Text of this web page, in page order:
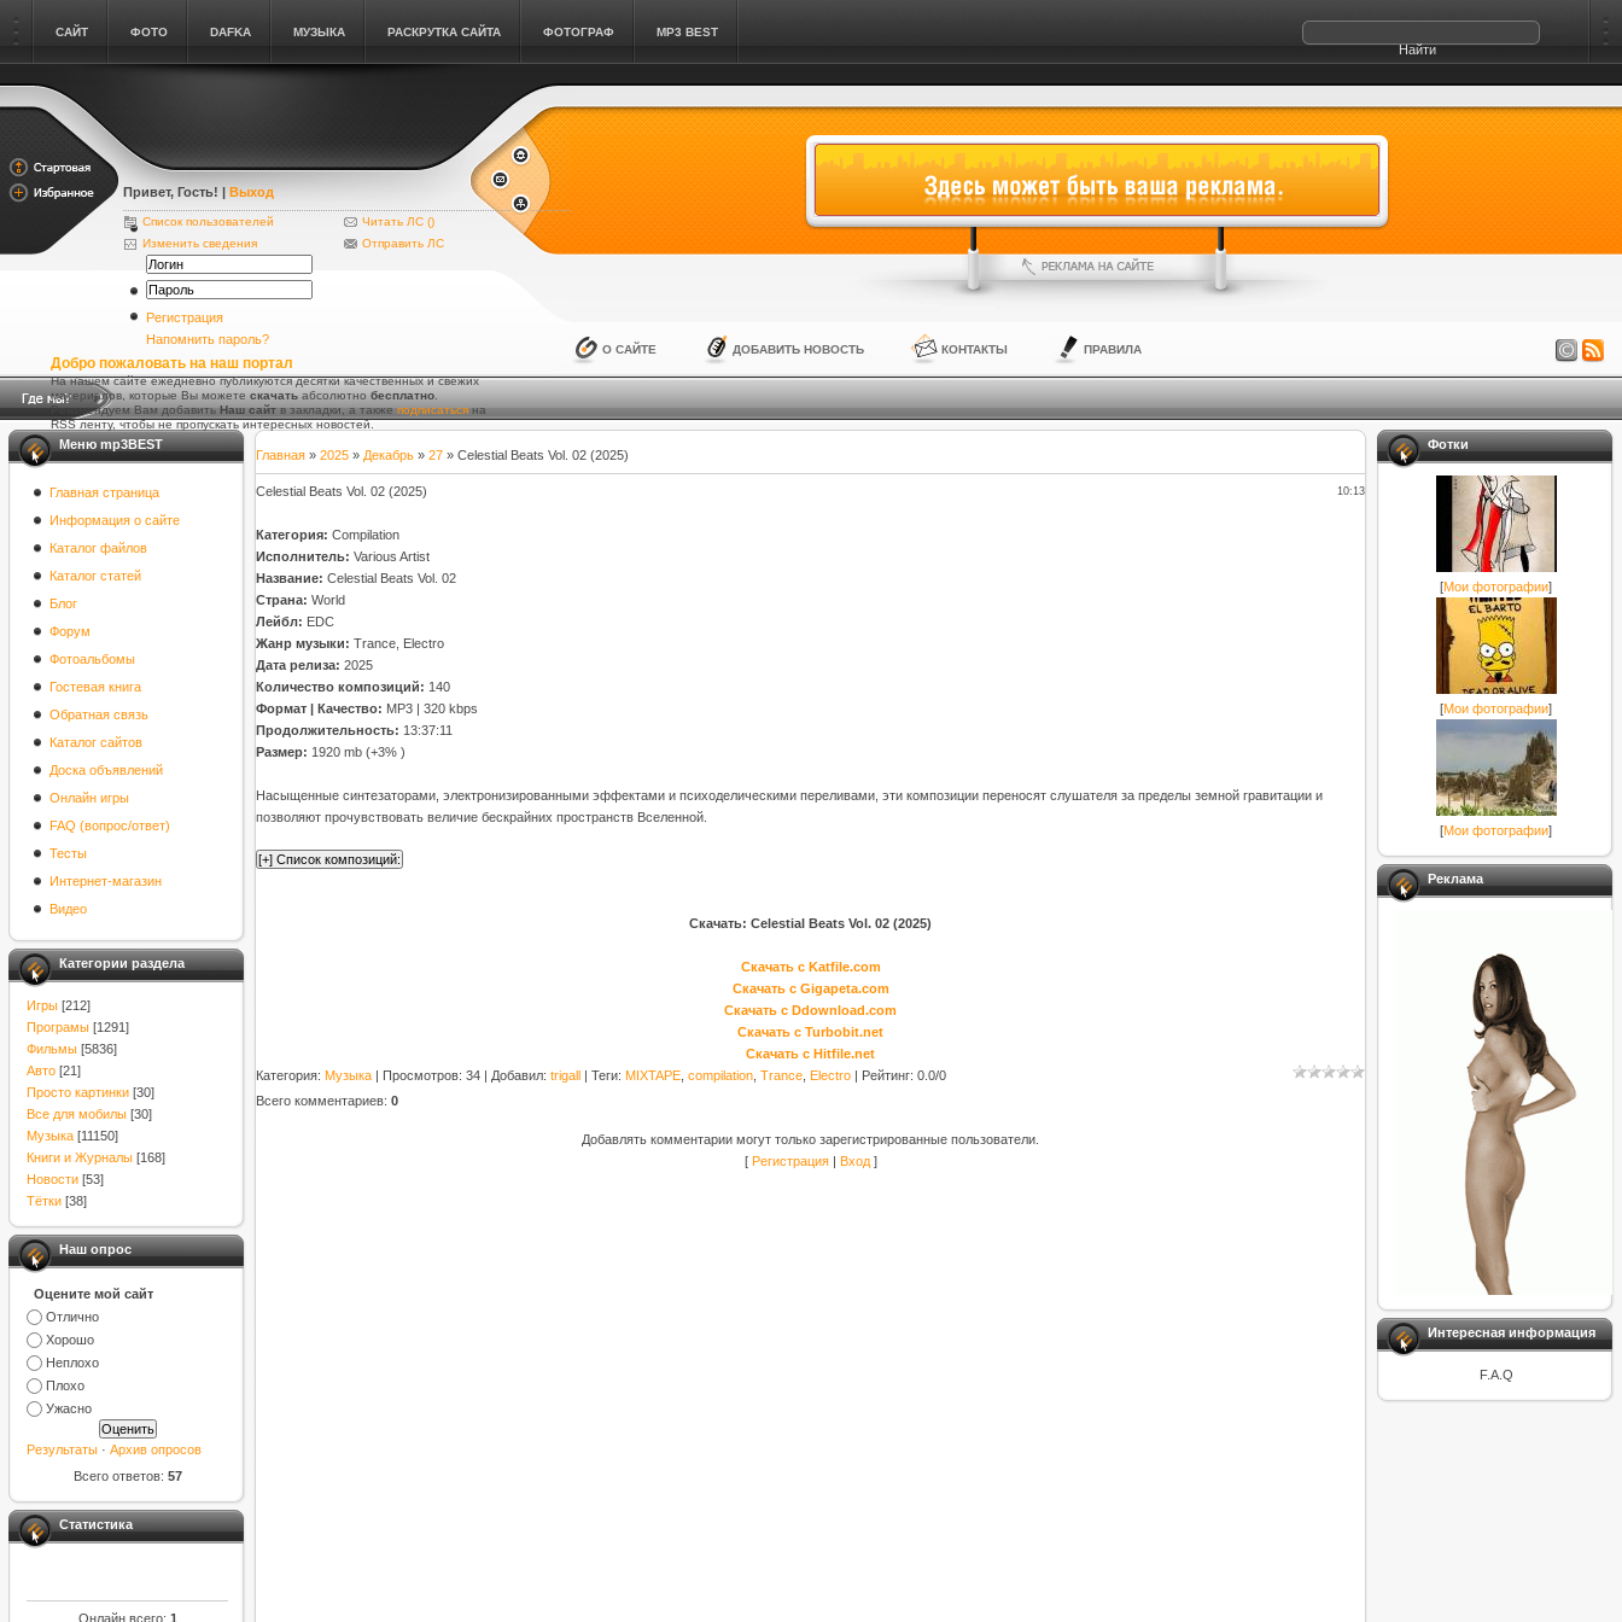
САЙТ ФОТО DAFKA МУЗЫКА РАСКРУТКА САЙТА ФОТОГРАФ MP3 BEST
Привет, Гость! | Выход
Список пользователей
Изменить сведения
Читать ЛС ()
Отправить ЛС
Регистрация
Напомнить пароль?
Добро пожаловать на наш портал
На нашем сайте ежедневно публикуются десятки качественных и свежих
материалов, которые Вы можете скачать абсолютно бесплатно.
Рекомендуем Вам добавитьНаш сайтв закладки, а такжеподписатьсяна
RSS ленту, чтобы не пропускать интересных новостей.
О САЙТЕ ДОБАВИТЬ НОВОСТЬ КОНТАКТЫ ПРАВИЛА
Меню mp3BEST
Главная страница
Информация о сайте
Каталог файлов
Каталог статей
Блог
Форум
Фотоальбомы
Гостевая книга
Обратная связь
Каталог сайтов
Доска объявлений
Онлайн игры
FAQ (вопрос/ответ)
Тесты
Интернет-магазин
Видео
Категории раздела
Игры [212]
Програмы [1291]
Фильмы [5836]
Авто [21]
Просто картинки [30]
Все для мобилы [30]
Музыка [11150]
Книги и Журналы [168]
Новости [53]
Тётки [38]
Наш опрос
Оцените мой сайт
Отлично
Хорошо
Неплохо
Плохо
Ужасно
Результаты · Архив опросов
Всего ответов: 57
Статистика
Онлайн всего: 1
Главная » 2025 » Декабрь » 27 » Celestial Beats Vol. 02 (2025)
10:13
Celestial Beats Vol. 02 (2025)
Категория: Compilation
Исполнитель: Various Artist
Название: Celestial Beats Vol. 02
Страна: World
Лейбл: EDC
Жанр музыки: Trance, Electro
Дата релиза: 2025
Количество композиций: 140
Формат | Качество: MP3 | 320 kbps
Продолжительность: 13:37:11
Размер: 1920 mb (+3% )
Насыщенные синтезаторами, электронизированными эффектами и психоделическими переливами, эти композиции переносят слушателя за пределы земной гравитации и
позволяют прочувствовать величие бескрайних пространств Вселенной.
Скачать: Celestial Beats Vol. 02 (2025)
Скачать с Katfile.com
Скачать с Gigapeta.com
Скачать с Ddownload.com
Скачать с Turbobit.net
Скачать с Hitfile.net
Категория: Музыка | Просмотров: 34 | Добавил: trigall | Теги: MIXTAPE compilation Trance Electro | Рейтинг: 0.0/0
Всего комментариев: 0
Добавлять комментарии могут только зарегистрированные пользователи.
[ Регистрация| Вход]
Фотки
[Мои фотографии]
[Мои фотографии]
[Мои фотографии]
Реклама
Интересная информация
F.A.Q